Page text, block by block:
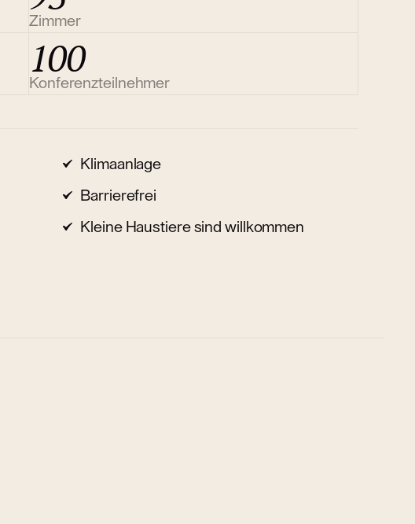
Zimmer
100
Konferenzteilnehmer
Klimaanlage
Barrierefrei
Kleine Haustiere sind willkommen